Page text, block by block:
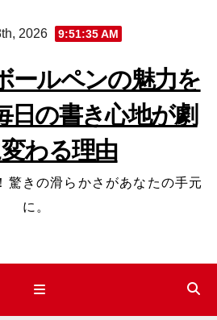
2026 9:51:36 AM
ールペンの魅力を
日の書き心地が劇
わる理由
驚きの滑らかさがあなたの手元
に。